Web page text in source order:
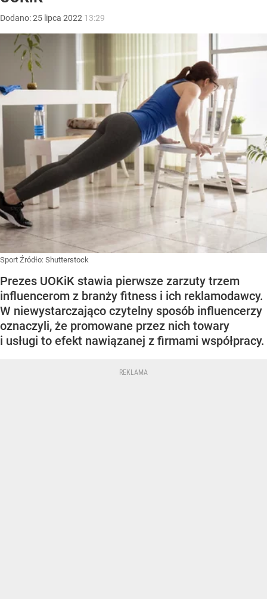
Dodano:25 lipca 2022 13:29
Sport Źródło: Shutterstock
Prezes UOKiK stawia pierwsze zarzuty trzem
influencerom z branży fitness i ich reklamodawcy.
W niewystarczająco czytelny sposób influencerzy
oznaczyli, że promowane przez nich towary
i usługi to efekt nawiązanej z firmami współpracy.